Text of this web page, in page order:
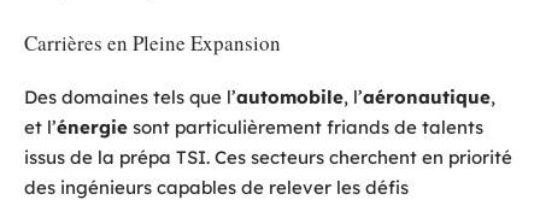
Carrières en Pleine Expansion
Des domaines tels que l’automobile, l’aéronautique,
et l’énergie sont particulièrement friands de talents
issus de la prépa TSI. Ces secteurs cherchent en priorité
des ingénieurs capables de relever les défis